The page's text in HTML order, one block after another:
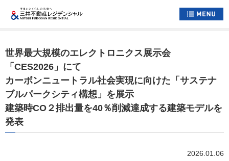
すまいについて
くらしについて
すまいとくらしへの想い
企業情報
世界最大規模のエレクトロニクス展示会
「CES2026」にて
カーボンニュートラル社会実現に向けた「サステナ
ブルパークシティ構想」を展示
建築時CO２排出量を40％削減達成する建築モデルを
発表
2026.01.06